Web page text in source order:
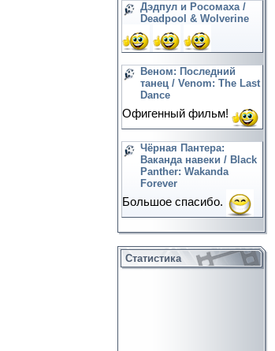
Дэдпул и Росомаха /
Deadpool & Wolverine
Веном: Последний
танец / Venom: The Last
Dance
Офигенный фильм!
Чёрная Пантера:
Ваканда навеки / Black
Panther: Wakanda
Forever
Большое спасибо.
Статистика